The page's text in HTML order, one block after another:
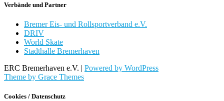
Verbände und Partner
Bremer Eis- und Rollsportverband e.V.
DRIV
World Skate
Stadthalle Bremerhaven
ERC Bremerhaven e.V. | Powered by WordPress
Theme by Grace Themes
Cookies / Datenschutz